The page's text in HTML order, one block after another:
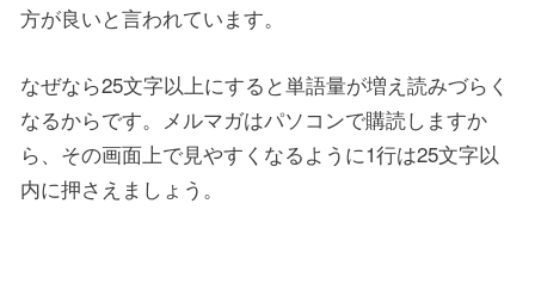
方が良いと言われています。
なぜなら25文字以上にすると単語量が増え読みづらく
なるからです。メルマガはパソコンで購読しますか
ら、その画面上で見やすくなるように1行は25文字以
内に押さえましょう。